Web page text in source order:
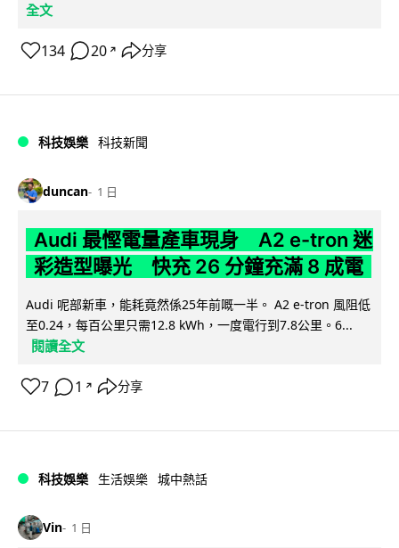
全文
134 20 ↗ 分享
科技娛樂 科技新聞
duncan 1 日
Audi 最慳電量產車現身 A2 e-tron 迷
彩造型曝光 快充 26 分鐘充滿 8 成電
Audi 呢部新車，能耗竟然係25年前嘅一半。 A2 e-tron 風阻低
至0.24，每百公里只需12.8 kWh，一度電行到7.8公里。6...
閱讀全文
7 1 ↗ 分享
科技娛樂 生活娛樂 城中熱話
Vin 1 日